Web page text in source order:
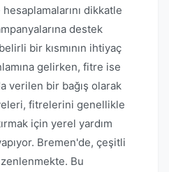
dikkatle
destek
bir kısmının ihtiyaç
gelirken, fitre ise
verilen bir bağış olarak
fitrelerini genellikle
için yerel yardım
Bremen'de, çeşitli
Bu